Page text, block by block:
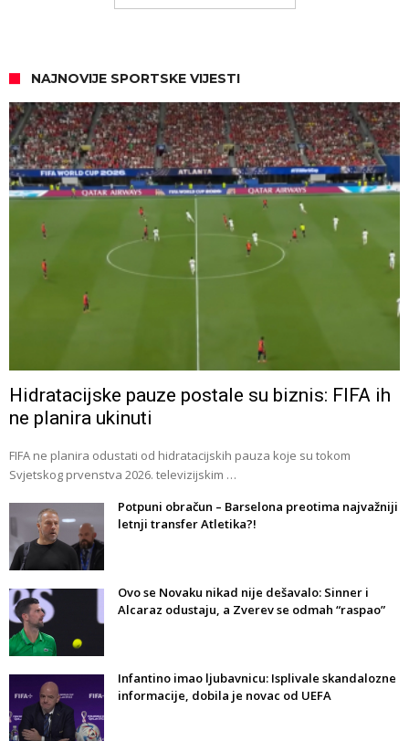
NAJNOVIJE SPORTSKE VIJESTI
Hidratacijske pauze postale su biznis: FIFA ih
ne planira ukinuti
FIFA ne planira odustati od hidratacijskih pauza koje su tokom
Svjetskog prvenstva 2026. televizijskim …
Potpuni obračun – Barselona preotima najvažniji
letnji transfer Atletika?!
Ovo se Novaku nikad nije dešavalo: Sinner i
Alcaraz odustaju, a Zverev se odmah “raspao”
Infantino imao ljubavnicu: Isplivale skandalozne
informacije, dobila je novac od UEFA